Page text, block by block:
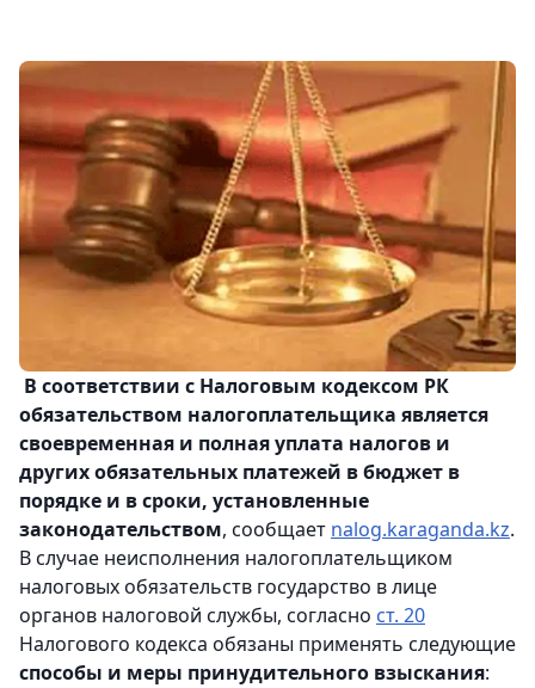
В соответствии с Налоговым кодексом РК
обязательством налогоплательщика является
своевременная и полная уплата налогов и
других обязательных платежей в бюджет в
порядке и в сроки, установленные
законодательством, сообщает nalog.karaganda.kz.
В случае неисполнения налогоплательщиком
налоговых обязательств государство в лице
органов налоговой службы, согласно ст. 20
Налогового кодекса обязаны применять следующие
способы и меры принудительного взыскания: